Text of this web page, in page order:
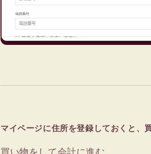
マイページに住所を登録しておくと、